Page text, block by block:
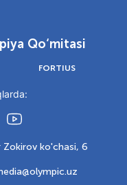
Qo‘mitasi
FORTIUS
ko'chasi, 6